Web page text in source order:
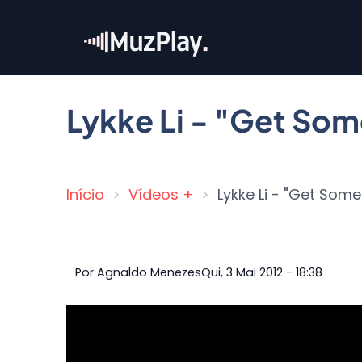
conteúdo
Lykke Li - "Get
Trilha
navegação
Início Vídeos + Lykke Li - "Get
Por Agnaldo MenezesQui, 3 Mai 2012 - 18:38